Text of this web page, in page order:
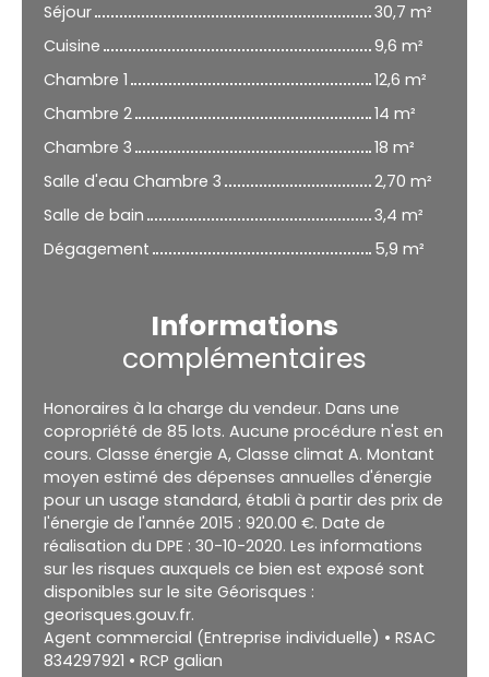
Séjour
30,7 m²
Cuisine
9,6 m²
Chambre 1
12,6 m²
Chambre 2
14 m²
Chambre 3
18 m²
Salle d'eau Chambre 3
2,70 m²
Salle de bain
3,4 m²
Dégagement
5,9 m²
Informations
complémentaires
Honoraires à la charge du vendeur. Dans une
copropriété de 85 lots. Aucune procédure n'est en
cours. Classe énergie A, Classe climat A. Montant
moyen estimé des dépenses annuelles d'énergie
pour un usage standard, établi à partir des prix de
l'énergie de l'année 2015 : 920.00 €. Date de
réalisation du DPE : 30-10-2020. Les informations
sur les risques auxquels ce bien est exposé sont
disponibles sur le site Géorisques :
georisques.gouv.fr.
Agent commercial (Entreprise individuelle) • RSAC
834297921 • RCP galian